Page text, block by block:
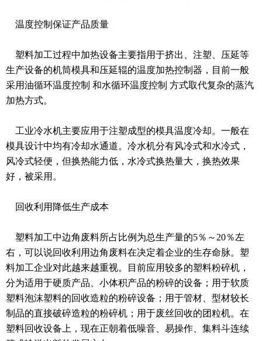
温度控制保证产品质量
塑料加工过程中加热设备主要指用于挤出、注塑、压延等
生产设备的机筒模具和压延辊的温度加热控制器，目前一般
采用油循环温度控制 和水循环温度控制 方式取代复杂的蒸汽
加热方式。
工业冷水机主要应用于注塑成型的模具温度冷却。一般在
模具设计中均有冷却水通道。冷水机分有风冷式和水冷式，
风冷式轻便，但换热能力低，水冷式换热量大，换热效果
好，被采用。
回收利用降低生产成本
塑料加工中边角废料所占比例为总生产量的5％～20％左
右，可以说回收利用边角废料在决定着企业的生存命脉。塑
料加工企业对此越来越重视。目前应用较多的塑料粉碎机，
分为适用于硬质产品、小体积产品的粉碎的设备；用于软质
塑料泡沫塑料的回收造粒的粉碎设备；用于管材、型材较长
制品的直接破碎造粒的粉碎机；用于废丝回收的团粒机。在
塑料回收设备上，现在正朝着低噪音、易操作、集料斗连续